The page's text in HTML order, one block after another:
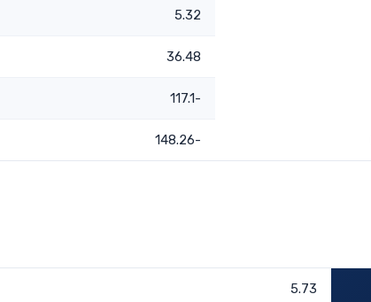
5.32
36.48
-117.1
-148.26
5.73